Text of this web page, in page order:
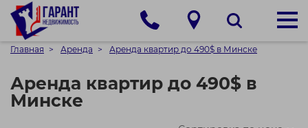
Главная Аренда Аренда квартир до 490$ в Минске
Аренда квартир до 490$ в
Минске